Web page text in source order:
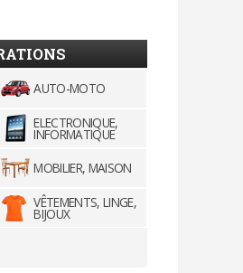
AUTO-MOTO
ELECTRONIQUE,
INFORMATIQUE
MOBILIER, MAISON
VÊTEMENTS, LINGE,
BIJOUX